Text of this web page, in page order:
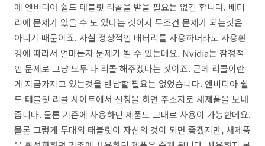
에 엔비디아 쉴드 태블릿 리콜을 받을 필요는 없긴 합니다. 배터
리에 문제가 있을 수 도 있다는 것이지 무조건 문제가 되는것은
아니기 때문이죠. 사실 정상적인 배터리를 사용하더라도 사용환
경에 따라서 얼마든지 문제가 될 수 있는데요. Nvidia는 잠정적
인 문제로 그냥 모두 다 리콜 해주겠다는 것이죠. 근데 리콜이란
게 지금가지고 있는것을 반납할 필요는 없었습니다. 엔비디아 쉴
드 태블릿 리콜 사이트에서 신청을 하면 주소지로 새제품을 보내
줍니다. 물론 기존에 사용하던 제품도 그대로 사용이 가능한데요.
물론 그렇게 두대의 태블릿이 자신의 것이 되면 좋겠지만, 새제품